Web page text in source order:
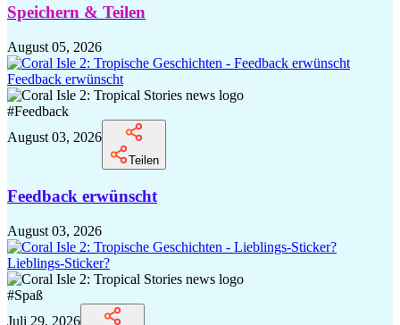
Speichern & Teilen
August 05, 2026
Feedback erwünscht
#Feedback
August 03, 2026
Teilen
Feedback erwünscht
August 03, 2026
Lieblings-Sticker?
#Spaß
Juli 29, 2026